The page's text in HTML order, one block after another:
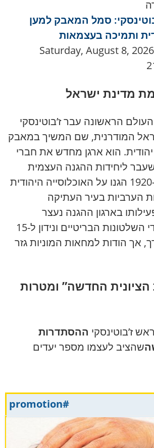
סמל המאבק למען
ותמיכה בעצמאות
Saturday, August 8,
מדינת ישראל
הראשונה עבר ז’בוטינסקי
המודרנית, שם המשיך במאבק
הוא ארגן מחדש את חברי
ליחידות ההגנה העצמית
הראשונות, שב-1920 הגנו על האוכלוסייה היהודית
הערביות בעיר העתיקה
בארגון ההגנה נעצר
ז’בוטינסקי על ידי השלטונות הבריטיים ונידון ל-15
אך הודות למחאות המוניות גזר
החדשה” ומטרות
ההסתדרות
שהציב לעצמו מספר יעדים
#promotion